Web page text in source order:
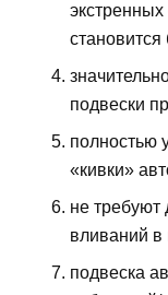
подвески
полностью
«кивки»
не
вливаний в
подвеска